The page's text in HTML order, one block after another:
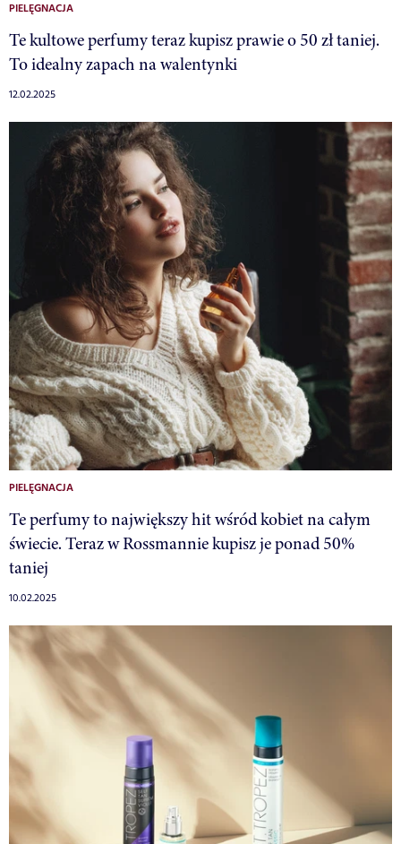
PIELĘGNACJA
Te kultowe perfumy teraz kupisz prawie o 50 zł taniej.
To idealny zapach na walentynki
12.02.2025
PIELĘGNACJA
Te perfumy to największy hit wśród kobiet na całym
świecie. Teraz w Rossmannie kupisz je ponad 50%
taniej
10.02.2025